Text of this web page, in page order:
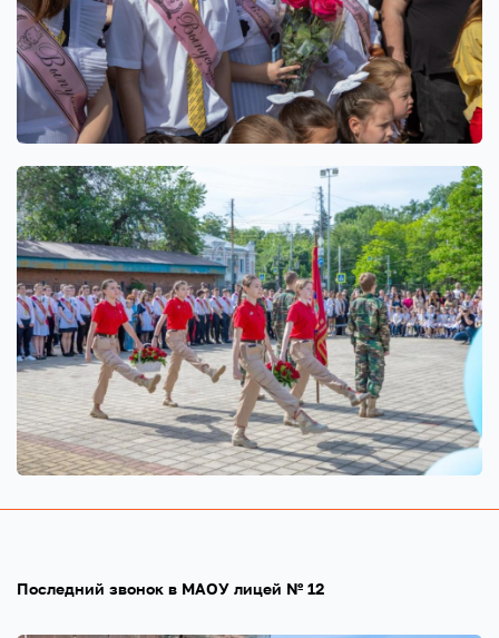
Последний звонок в МАОУ лицей № 12